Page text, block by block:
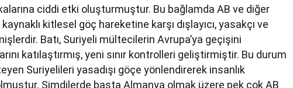
ciddi etki oluşturmuştur. Bu bağlamda AB ve diğer
kitlesel göç hareketine karşı dışlayıcı, yasakçı ve
Batı, Suriyeli mültecilerin Avrupa’ya geçişini
katılaştırmış, yeni sınır kontrolleri geliştirmiştir. Bu durum
Suriyelileri yasadışı göçe yönlendirerek insanlık
Şimdilerde başta Almanya olmak üzere pek çok AB